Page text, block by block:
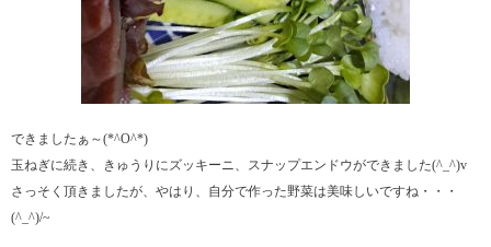
できましたぁ～(*^O^*)
玉ねぎに続き、きゅうりにズッキーニ、スナップエンドウができました(^_^)v
さっそく頂きましたが、やはり、自分で作った野菜は美味しいですね・・・
(^_^)/~